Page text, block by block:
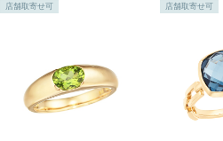
店舗取寄せ可 店舗取寄せ可